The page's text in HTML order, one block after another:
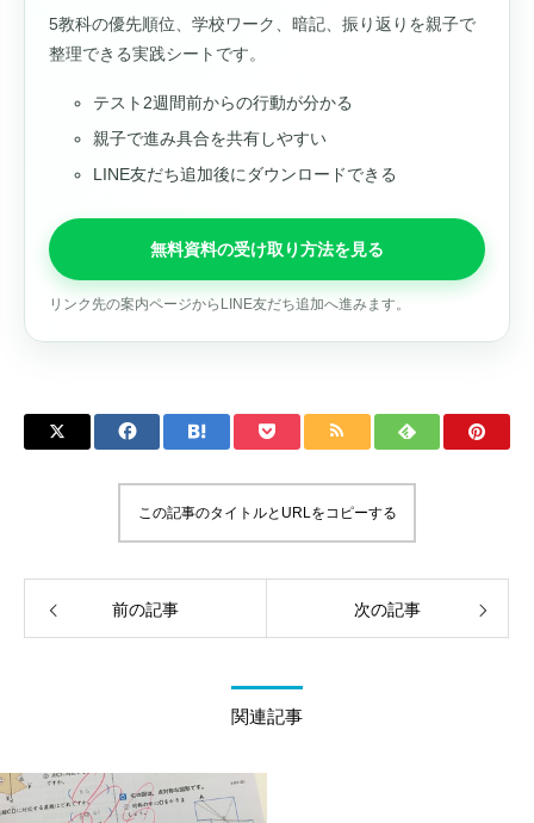
5教科の優先順位、学校ワーク、暗記、振り返りを親子で
整理できる実践シートです。
テスト2週間前からの行動が分かる
親子で進み具合を共有しやすい
LINE友だち追加後にダウンロードできる
無料資料の受け取り方法を見る
リンク先の案内ページからLINE友だち追加へ進みます。
この記事のタイトルとURLをコピーする
前の記事 次の記事
関連記事